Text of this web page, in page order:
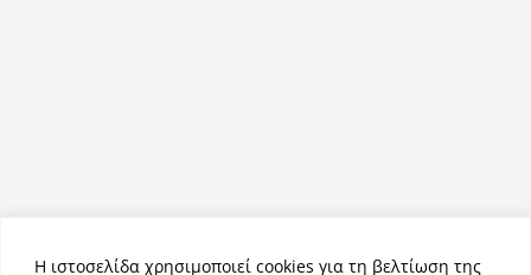
Η ιστοσελίδα χρησιμοποιεί cookies για τη βελτίωση της